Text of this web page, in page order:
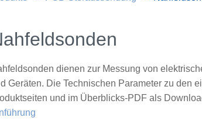
dienen zur Messung von
Geräten. Die Technischen Parameter zu den
und im Überblicks-PDF als